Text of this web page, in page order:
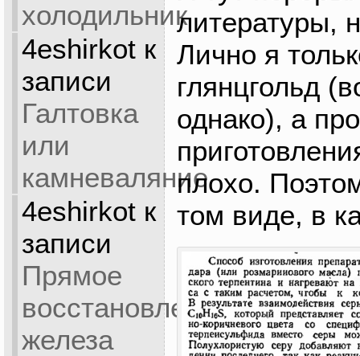
холодильник
4eshirkotк
записи
Галтовка
или
камневаляние
4eshirkotк
записи
Прямое
восстановление
железа
литературы,
Лично я
глянцгольд
однако), а
плохо.
том виде, в